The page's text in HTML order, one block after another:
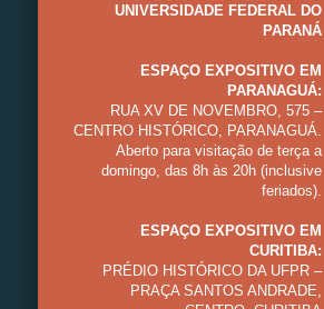
UNIVERSIDADE FEDERAL DO
PARANÁ
ESPAÇO EXPOSITIVO EM
PARANAGUÁ:
RUA XV DE NOVEMBRO, 575 –
CENTRO HISTÓRICO, PARANAGUÁ.
Aberto para visitação de terça a
domingo, das 8h às 20h (inclusive
feriados).
ESPAÇO EXPOSITIVO EM
CURITIBA:
PRÉDIO HISTÓRICO DA UFPR –
PRAÇA SANTOS ANDRADE,